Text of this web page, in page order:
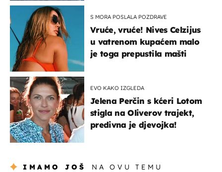
S MORA POSLALA POZDRAVE
Vruće, vruće! Nives Celzijus
u vatrenom kupaćem malo
je toga prepustila mašti
EVO KAKO IZGLEDA
Jelena Perčin s kćeri Lotom
stigla na Oliverov trajekt,
predivna je djevojka!
IMAMO JOŠ NA OVU TEMU